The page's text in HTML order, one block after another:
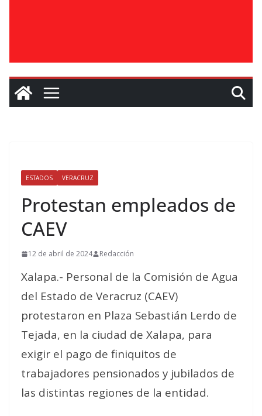
ESTADOS VERACRUZ
Protestan empleados de
CAEV
12 de abril de 2024 Redacción
Xalapa.- Personal de la Comisión de Agua
del Estado de Veracruz (CAEV)
protestaron en Plaza Sebastián Lerdo de
Tejada, en la ciudad de Xalapa, para
exigir el pago de finiquitos de
trabajadores pensionados y jubilados de
las distintas regiones de la entidad.